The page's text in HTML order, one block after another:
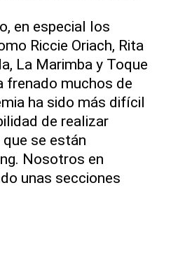
en especial los
Riccie Oriach, Rita
La Marimba y Toque
frenado muchos de
ha sido más difícil
de realizar
se están
Nosotros en
unas secciones